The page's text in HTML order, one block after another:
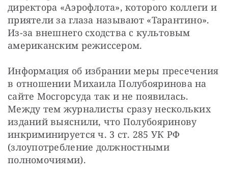
директора «Аэрофлота», которого коллеги и
приятели за глаза называют «Тарантино».
Из-за внешнего сходства с культовым
американским режиссером.
Информация об избрании меры пресечения
в отношении Михаила Полубояринова на
сайте Мосгорсуда так и не появилась.
Между тем журналисты сразу нескольких
изданий выяснили, что Полубояринову
инкриминируется ч. 3 ст. 285 УК РФ
(злоупотребление должностными
полномочиями).